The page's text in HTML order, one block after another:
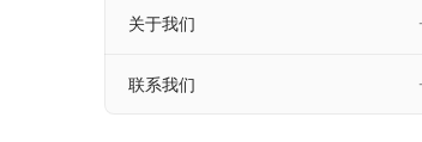
关于我们
联系我们